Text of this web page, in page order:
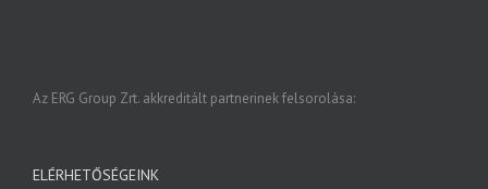
Az ERG Group Zrt. akkreditált partnerinek felsorolása:
ELÉRHETŐSÉGEINK